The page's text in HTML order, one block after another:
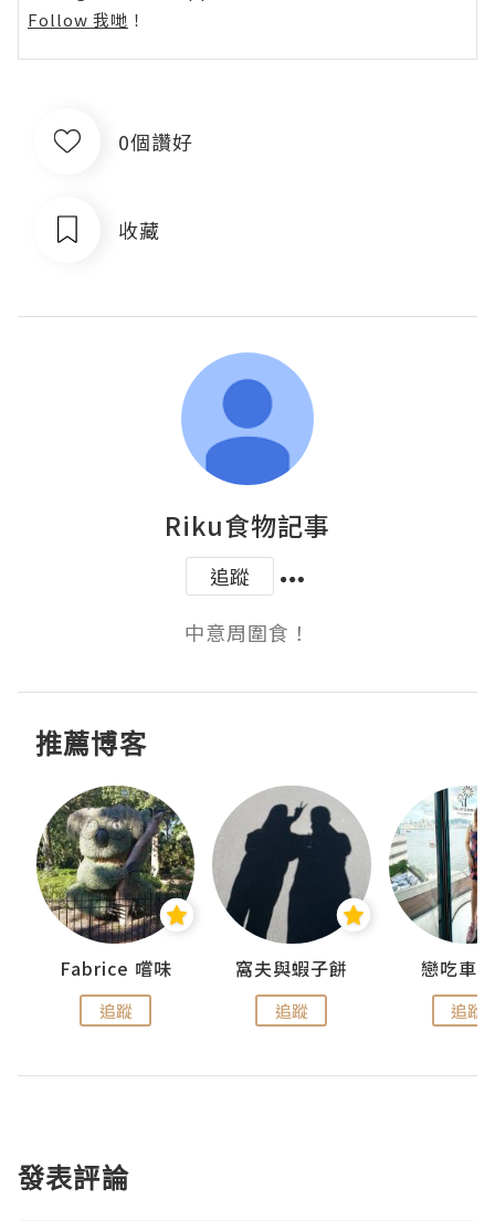
Follow 我哋 ！
0個讚好
收藏
Riku食物記事
追蹤
中意周圍食！
推薦博客
Fabrice 嚐味
追蹤
窩夫與蝦子餅
追蹤
戀吃車
追蹤
發表評論